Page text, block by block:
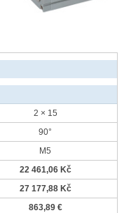
2 × 15
90°
M5
22 461,06 Kč
27 177,88 Kč
863,89 €